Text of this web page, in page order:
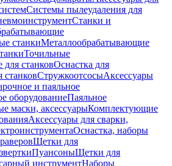
Системы пылеудаления для
Станки и
станкиМеталлообрабатывающие
Точильные
станковОснастка для
станковСтружкоотсосыАксессуары
и паяльное
оборудованиеПаяльное
маски, аксессуарыКомплектующие
Аксессуары для сварки,
Оснастка, наборы
Щетки для
ПуансоныЩетки для
инструментНаборы